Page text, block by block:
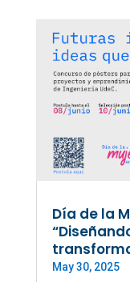
Día de la
May 30, 2025